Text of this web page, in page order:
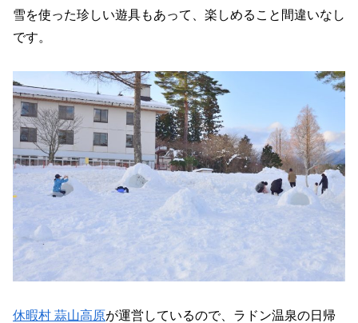
雪を使った珍しい遊具もあって、楽しめること間違いなし
です。
休暇村 蒜山高原が運営しているので、ラドン温泉の日帰